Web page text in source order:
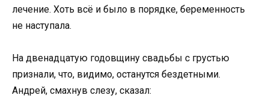
лечение. Хоть всё и было в порядке, беременность
не наступала.
На двенадцатую годовщину свадьбы с грустью
признали, что, видимо, останутся бездетными.
Андрей, смахнув слезу, сказал: